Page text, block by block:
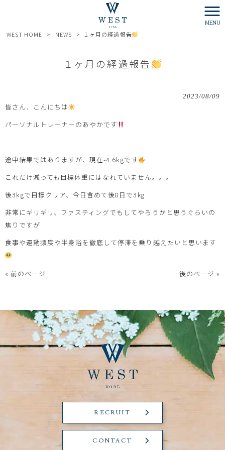
MENU
WEST HOME > NEWS > １ヶ月の経過報告
１ヶ月の経過報告
2023/08/09
皆さん、こんにちは
パーソナルトレーナーのあやかです
途中結果ではありますが、現在-4.6kgです
これだけ減っても目標体重にはなれていません。。。
後3kgで目標クリア、今日含めて後8日で3㎏
非常にギリギリ、ファスティングでもしてやろうかと思うぐらいの
焦りですが
食事や運動頻度や半身浴を徹底して停滞を乗り越えたいと思います
« 前のページ 後のページ »
RECRUIT
CONTACT